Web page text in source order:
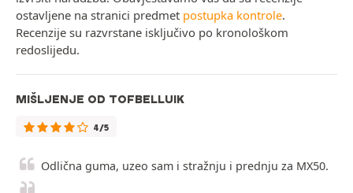
ostavljene na stranici predmet postupka kontrole.
Recenzije su razvrstane isključivo po kronološkom
redoslijedu.
MIŠLJENJE OD TOFBELLUIK
4/5
Odlična guma, uzeo sam i stražnju i prednju za MX50.